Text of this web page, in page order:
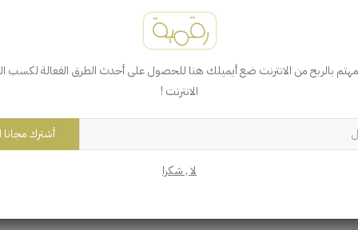
بالربح من الانترنت ضع أيميلك هنا للحصول على أحدث الطرق الفعالة لكسب
الانترنت !
أشترك مجانا
لا , شكرا